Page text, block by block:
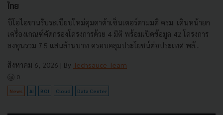
ไทย
บีโอไอขานรับระเบียบใหม่คุมดาต้าเซ็นเตอร์ตามมติ ครม. เดินหน้ายก
เครื่องเกณฑ์คัดกรองโครงการด้วย 4 มิติ พร้อมเปิดข้อมูล 42 โครงการ
ลงทุนรวม 7.5 แสนล้านบาท ครอบคลุมประโยชน์ต่อประเทศ พลั...
สิงหาคม 6, 2026 | By Techsauce Team
0
News AI BOI Cloud Data Center